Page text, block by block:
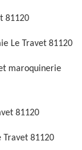
81120
Le Travet 81120
maroquinerie
81120
Travet 81120